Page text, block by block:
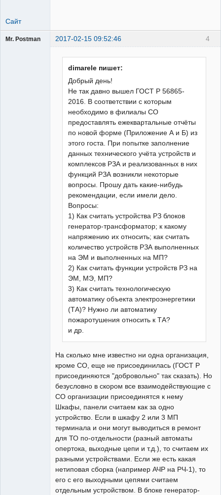
Сайт
4
Mr. Postman 2017-02-15 09:52:46
dimarele пишет:
Добрый день!
Не так давно вышел ГОСТ Р 56865-
2016. В соответствии с которым
необходимо в филиалы СО
предоставлять ежеквартальные отчёты
по новой форме (Приложение А и Б) из
этого госта. При попытке заполнение
данных технического учёта устройств и
комплексов РЗА и реализованных в них
функций РЗА возникли некоторые
вопросы. Прошу дать какие-нибудь
рекомендации, если имели дело.
Вопросы:
1) Как считать устройства РЗ блоков
генератор-трансформатор; к какому
напряжению их относить; как считать
количество устройств РЗА выполненных
на ЭМ и выполненных на МП?
2) Как считать функции устройств РЗ на
ЭМ, МЭ, МП?
3) Как считать технологическую
автоматику объекта электроэнергетики
(ТА)? Нужно ли автоматику
пожаротушения относить к ТА?
и др.
На сколько мне известно ни одна организация,
кроме СО, еще не присоединилась (ГОСТ Р
присоединяются "добровольно" так сказать). Но
безусловно в скором все взаимодействующие с
СО организации присоединятся к нему
Шкафы, панели считаем как за одно
устройство. Если в шкафу 2 или 3 МП
терминала и они могут выводиться в ремонт
для ТО по-отдельности (разный автоматы
опертока, выходные цепи и т.д.), то считаем их
разными устройствами. Если же есть какая
нетиповая сборка (например АЧР на РЧ-1), то
его с его выходными цепями считаем
отдельным устройством. В блоке генератор-